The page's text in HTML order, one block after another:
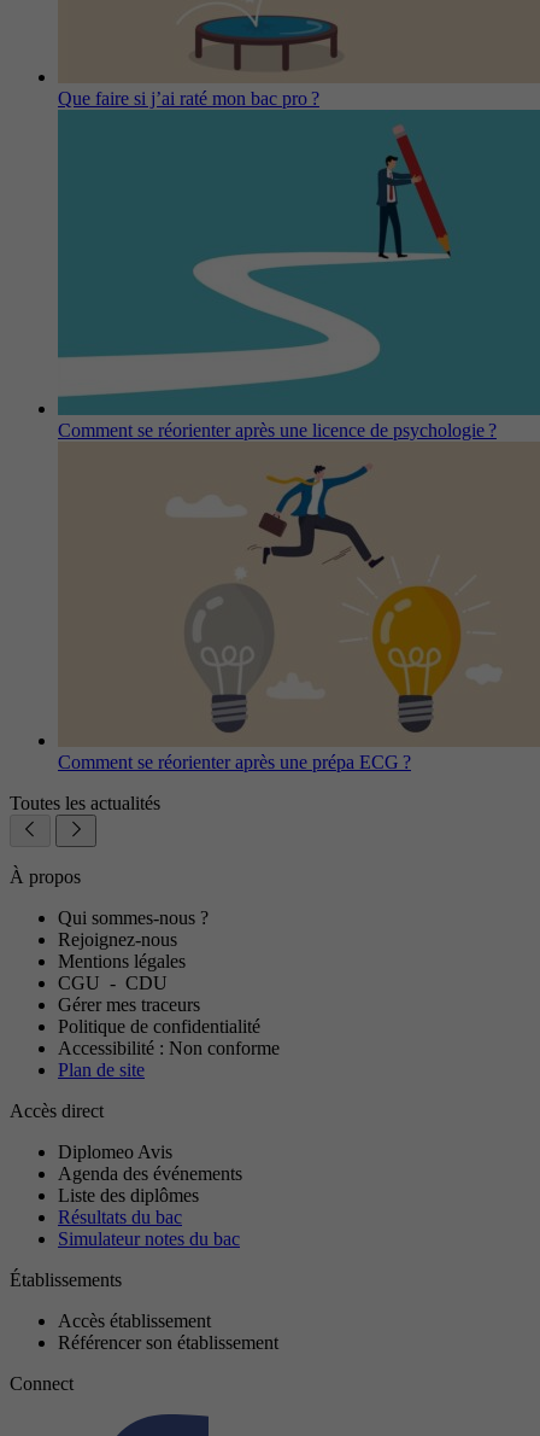
Que faire si j’ai raté mon bac pro ?
Comment se réorienter après une licence de psychologie ?
Comment se réorienter après une prépa ECG ?
Toutes les actualités
À propos
Qui sommes-nous ?
Rejoignez-nous
Mentions légales
CGU - CDU
Gérer mes traceurs
Politique de confidentialité
Accessibilité : Non conforme
Plan de site
Accès direct
Diplomeo Avis
Agenda des événements
Liste des diplômes
Résultats du bac
Simulateur notes du bac
Établissements
Accès établissement
Référencer son établissement
Connect